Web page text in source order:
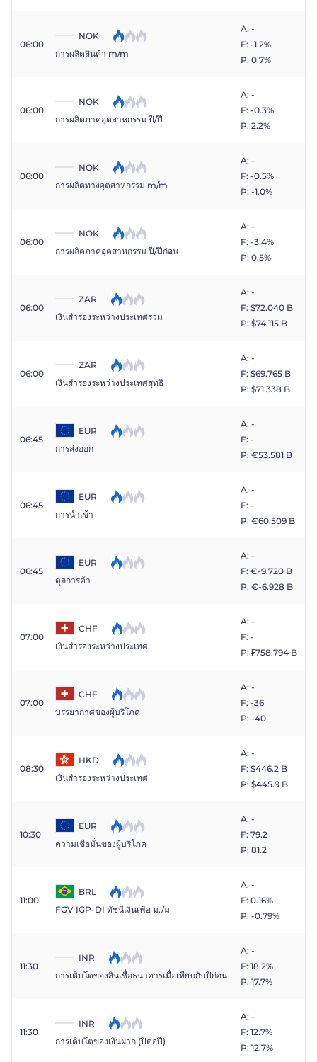
06:00
NOK
การผลิตสินค้า m/m
A: -
F: -1.2%
P: 0.7%
06:00
NOK
การผลิตภาคอุตสาหกรรม ปี/ปี
A: -
F: -0.3%
P: 2.2%
06:00
NOK
การผลิตทางอุตสาหกรรม m/m
A: -
F: -0.5%
P: -1.0%
06:00
NOK
การผลิตภาคอุตสาหกรรม ปี/ปีก่อน
A: -
F: -3.4%
P: 0.5%
06:00
ZAR
เงินสำรองระหว่างประเทศรวม
A: -
F: $​72.040 B
P: $​74.115 B
06:00
ZAR
เงินสำรองระหว่างประเทศสุทธิ
A: -
F: $​69.765 B
P: $​71.338 B
06:45
EUR
การส่งออก
A: -
F: -
P: €​53.581 B
06:45
EUR
การนำเข้า
A: -
F: -
P: €​60.509 B
06:45
EUR
ดุลการค้า
A: -
F: €​-9.720 B
P: €​-6.928 B
07:00
CHF
เงินสำรองระหว่างประเทศ
A: -
F: -
P: ₣​758.794 B
07:00
CHF
บรรยากาศของผู้บริโภค
A: -
F: -36
P: -40
08:30
HKD
เงินสำรองระหว่างประเทศ
A: -
F: $​446.2 B
P: $​445.9 B
10:30
EUR
ความเชื่อมั่นของผู้บริโภค
A: -
F: 79.2
P: 81.2
11:00
BRL
FGV IGP-DI ดัชนีเงินเฟ้อ ม./ม
A: -
F: 0.16%
P: -0.79%
11:30
INR
การเติบโตของสินเชื่อธนาคารเมื่อเทียบกับปีก่อน
A: -
F: 18.2%
P: 17.7%
11:30
INR
การเติบโตของเงินฝาก (ปีต่อปี)
A: -
F: 12.7%
P: 12.7%